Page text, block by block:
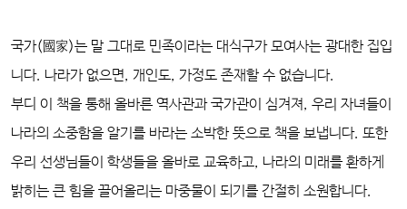
국가(國家)는 말 그대로 민족이라는 대식구가 모여사는 광대한 집입
니다. 나라가 없으면, 개인도, 가정도 존재할 수 없습니다.
부디 이 책을 통해 올바른 역사관과 국가관이 심겨져, 우리 자녀들이
나라의 소중함을 알기를 바라는 소박한 뜻으로 책을 보냅니다. 또한
우리 선생님들이 학생들을 올바로 교육하고, 나라의 미래를 환하게
밝히는 큰 힘을 끌어올리는 마중물이 되기를 간절히 소원합니다.